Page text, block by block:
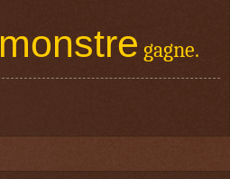
monstre gagne.